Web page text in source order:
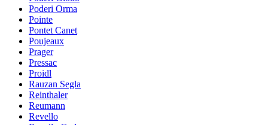
Poderi Orma
Pointe
Pontet Canet
Poujeaux
Prager
Pressac
Proidl
Rauzan Segla
Reinthaler
Reumann
Revello